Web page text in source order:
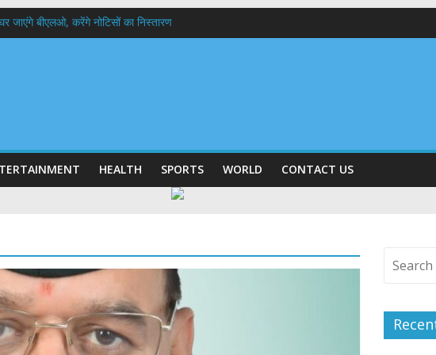
जाएंगे बीएलओ, करेंगे नोटिसों का निस्तारण
रहें अधिकारी-मुख्य सचिव मानसून-एसईओसी से मुख्य सचिव ने की विस्तृत समीक्षा कहा-बंद सड़कों को शीघ्र
HEALTH SPORTS WORLD CONTACT US